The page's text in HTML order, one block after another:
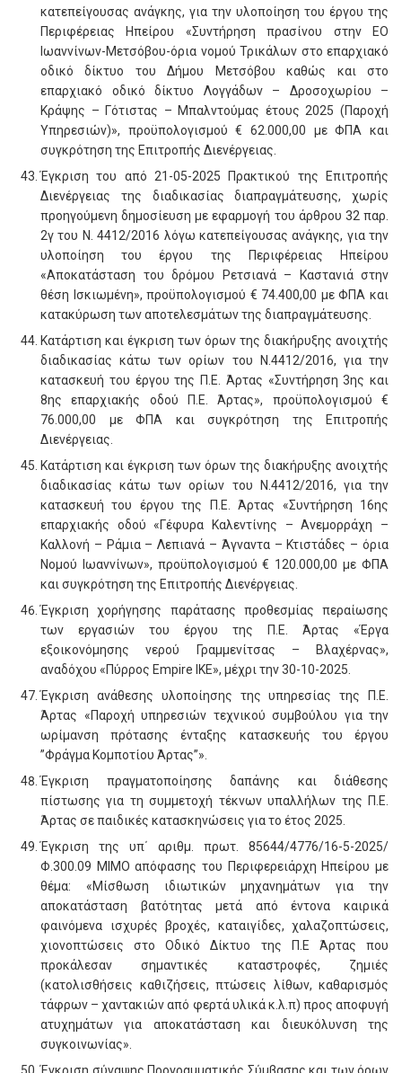
κατεπείγουσας ανάγκης, για την υλοποίηση του έργου της
Περιφέρειας Ηπείρου «Συντήρηση πρασίνου στην ΕΟ
Ιωαννίνων-Μετσόβου-όρια νομού Τρικάλων στο επαρχιακό
οδικό δίκτυο του Δήμου Μετσόβου καθώς και στο
επαρχιακό οδικό δίκτυο Λογγάδων – Δροσοχωρίου –
Κράψης – Γότιστας – Μπαλντούμας έτους 2025 (Παροχή
Υπηρεσιών)», προϋπολογισμού € 62.000,00 με ΦΠΑ και
συγκρότηση της Επιτροπής Διενέργειας.
Έγκριση του από 21-05-2025 Πρακτικού της Επιτροπής
Διενέργειας της διαδικασίας διαπραγμάτευσης, χωρίς
προηγούμενη δημοσίευση με εφαρμογή του άρθρου 32 παρ.
2γ του Ν. 4412/2016 λόγω κατεπείγουσας ανάγκης, για την
υλοποίηση του έργου της Περιφέρειας Ηπείρου
«Αποκατάσταση του δρόμου Ρετσιανά – Καστανιά στην
θέση Ισκιωμένη», προϋπολογισμού € 74.400,00 με ΦΠΑ και
κατακύρωση των αποτελεσμάτων της διαπραγμάτευσης.
Κατάρτιση και έγκριση των όρων της διακήρυξης ανοιχτής
διαδικασίας κάτω των ορίων του Ν.4412/2016, για την
κατασκευή του έργου της Π.Ε. Άρτας «Συντήρηση 3ης και
8ης επαρχιακής οδού Π.Ε. Άρτας», προϋπολογισμού €
76.000,00 με ΦΠΑ και συγκρότηση της Επιτροπής
Διενέργειας.
Κατάρτιση και έγκριση των όρων της διακήρυξης ανοιχτής
διαδικασίας κάτω των ορίων του Ν.4412/2016, για την
κατασκευή του έργου της Π.Ε. Άρτας «Συντήρηση 16ης
επαρχιακής οδού «Γέφυρα Καλεντίνης – Ανεμορράχη –
Καλλονή – Ράμια – Λεπιανά – Άγναντα – Κτιστάδες – όρια
Νομού Ιωαννίνων», προϋπολογισμού € 120.000,00 με ΦΠΑ
και συγκρότηση της Επιτροπής Διενέργειας.
Έγκριση χορήγησης παράτασης προθεσμίας περαίωσης
των εργασιών του έργου της Π.Ε. Άρτας «Έργα
εξοικονόμησης νερού Γραμμενίτσας – Βλαχέρνας»,
αναδόχου «Πύρρος Empire ΙΚΕ», μέχρι την 30-10-2025.
Έγκριση ανάθεσης υλοποίησης της υπηρεσίας της Π.Ε.
Άρτας «Παροχή υπηρεσιών τεχνικού συμβούλου για την
ωρίμανση πρότασης ένταξης κατασκευής του έργου
”Φράγμα Κομποτίου Άρτας”».
Έγκριση πραγματοποίησης δαπάνης και διάθεσης
πίστωσης για τη συμμετοχή τέκνων υπαλλήλων της Π.Ε.
Άρτας σε παιδικές κατασκηνώσεις για το έτος 2025.
Έγκριση της υπ΄ αριθμ. πρωτ. 85644/4776/16-5-2025/
Φ.300.09 ΜΙΜΟ απόφασης του Περιφερειάρχη Ηπείρου με
θέμα: «Μίσθωση ιδιωτικών μηχανημάτων για την
αποκατάσταση βατότητας μετά από έντονα καιρικά
φαινόμενα ισχυρές βροχές, καταιγίδες, χαλαζοπτώσεις,
χιονοπτώσεις στο Οδικό Δίκτυο της Π.Ε Άρτας που
προκάλεσαν σημαντικές καταστροφές, ζημιές
(κατολισθήσεις καθιζήσεις, πτώσεις λίθων, καθαρισμός
τάφρων – χαντακιών από φερτά υλικά κ.λ.π) προς αποφυγή
ατυχημάτων για αποκατάσταση και διευκόλυνση της
συγκοινωνίας».